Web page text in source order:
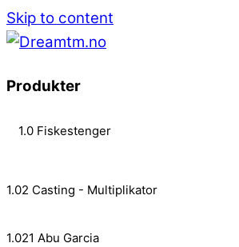
Skip to content
Produkter
1.0 Fiskestenger
1.02 Casting - Multiplikator
1.021 Abu Garcia